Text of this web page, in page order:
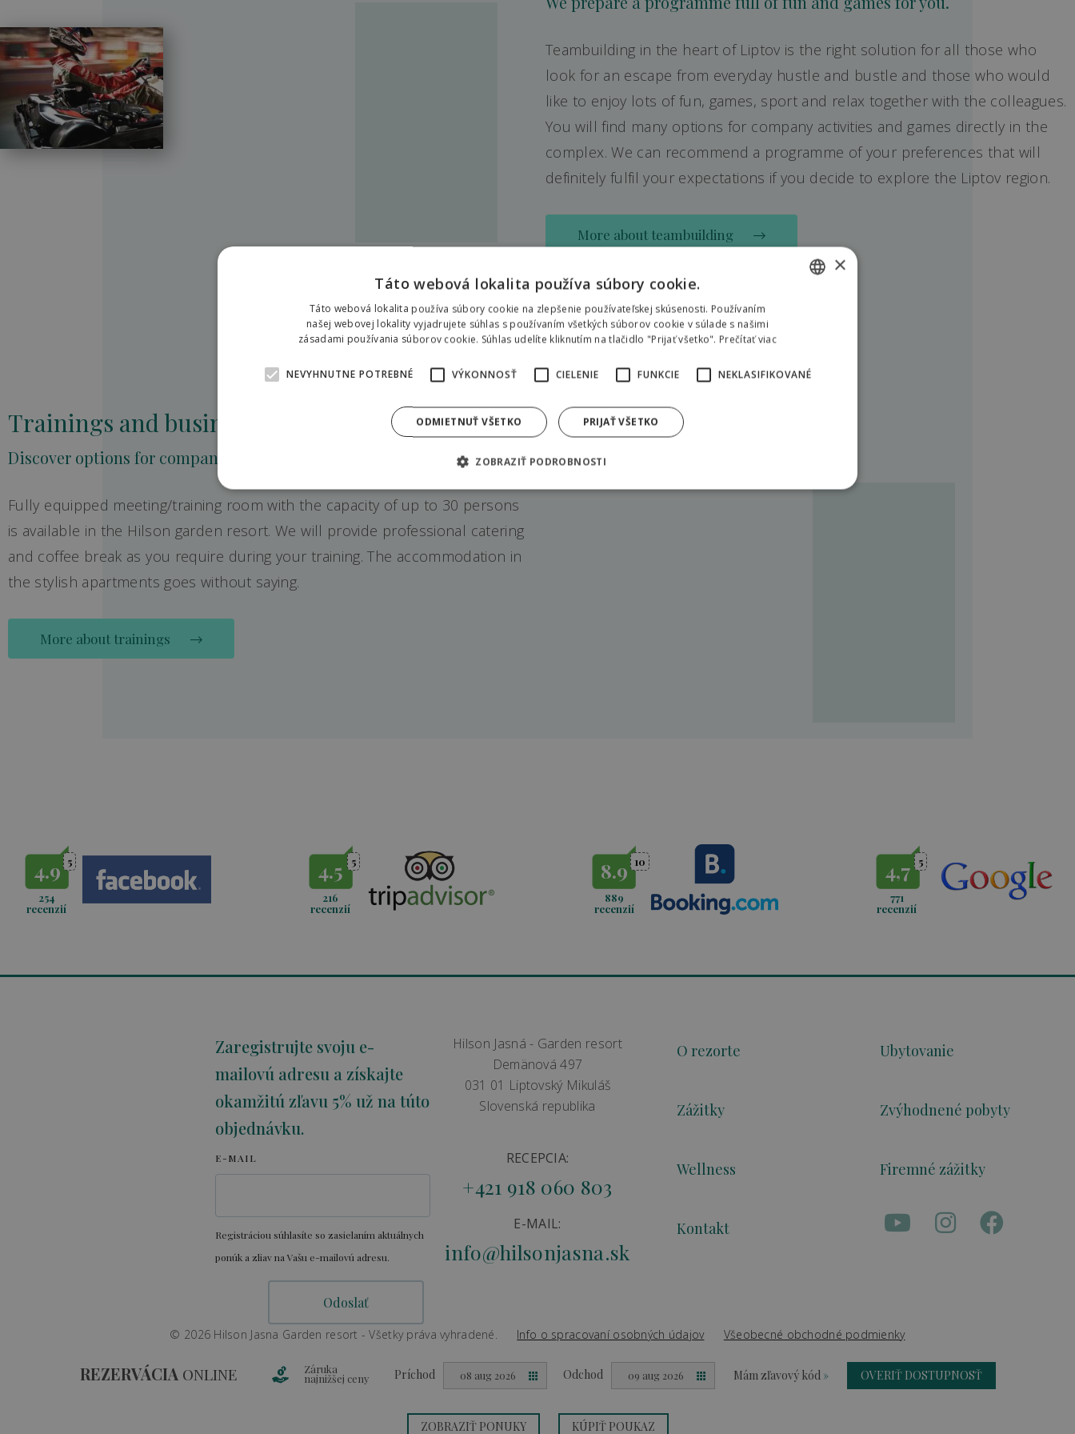
Teambuilding in the heart of Liptov is the right solution for all those who
look for an escape from everyday hustle and bustle and those who would
like to enjoy lots of fun, games, sport and relax together with the colleagues.
You will find many options for company activities and games directly in the
complex. We can recommend a programme of your preferences that will
definitely fulfil your expectations if you decide to explore the Liptov region.
More about teambuilding
Trainings and business meetings
Discover options for companies
Fully equipped meeting/training room with the capacity of up to 30 persons
is available in the Hilson garden resort. We will provide professional catering
and coffee break as you require during your training. The accommodation in
the stylish apartments goes without saying.
More about trainings
4.9 5
254
recenzií
4.5 5
216
recenzií
8.9 10
889
recenzií
4,7 5
771
recenzií
Zaregistrujte svoju e-
mailovú adresu a získajte
okamžitú zľavu 5% už na túto
objednávku.
E-MAIL
Registráciou súhlasíte so zasielaním aktuálnych
ponúk a zliav na Vašu e-mailovú adresu.
Hilson Jasná - Garden resort
Demänová 497
031 01 Liptovský Mikuláš
Slovenská republika
RECEPCIA:
+421 918 060 803
E-MAIL:
info@hilsonjasna.sk
O rezorte Ubytovanie
Zážitky Zvýhodnené pobyty
Wellness Firemné zážitky
Kontakt
© 2026 Hilson Jasna Garden resort - Všetky práva vyhradené. Info o spracovaní osobných údajov Všeobecné obchodné podmienky
Created byBig & BIGGER
REZERVÁCIA ONLINE Záruka
najnižšej ceny Príchod 08 aug 2026 Odchod 09 aug 2026 Mám zľavový kód » OVERIŤ DOSTUPNOSŤ
ZOBRAZIŤ PONUKY KÚPIŤ POUKAZ
×
Táto webová lokalita používa súbory cookie.
Táto webová lokalita používa súbory cookie na zlepšenie používateľskej skúsenosti. Používaním
našej webovej lokality vyjadrujete súhlas s používaním všetkých súborov cookie v súlade s našimi
zásadami používania súborov cookie. Súhlas udelíte kliknutím na tlačidlo "Prijať všetko". Prečítať viac
NEVYHNUTNE POTREBNÉ VÝKONNOSŤ CIELENIE FUNKCIE NEKLASIFIKOVANÉ
PRIJAŤ VŠETKO
ODMIETNUŤ VŠETKO
ZOBRAZIŤ PODROBNOSTI